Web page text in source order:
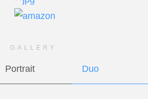
GALLERY
Portrait Duo